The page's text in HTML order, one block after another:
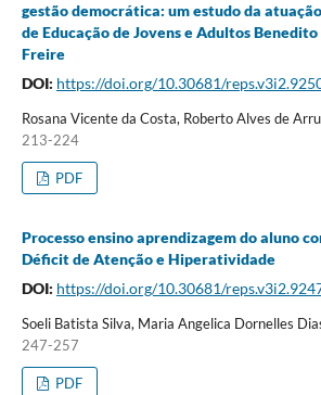
gestão democrática: um estudo da
de Educação de Jovens e Adultos Benedito
Freire
DOI: https://doi.org/10.30681/
Rosana Vicente da Costa, Roberto Alves de
213-224
PDF
Processo ensino aprendizagem do aluno
Déficit de Atenção e Hiperatividade
DOI: https://doi.org/10.30681/
Soeli Batista Silva, Maria Angelica Dornelles
247-257
PDF